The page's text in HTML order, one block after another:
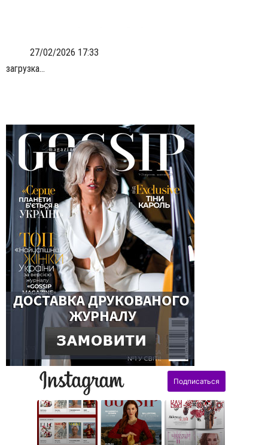
27/02/2026 17:33
загрузка...